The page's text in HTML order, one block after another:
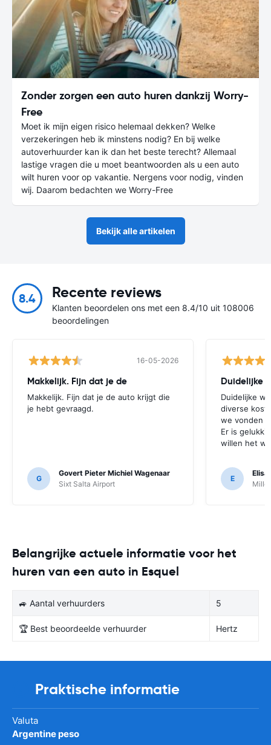
Zonder zorgen een auto huren dankzij Worry-
Free
Moet ik mijn eigen risico helemaal dekken? Welke
verzekeringen heb ik minstens nodig? En bij welke
autoverhuurder kan ik dan het beste terecht? Allemaal
lastige vragen die u moet beantwoorden als u een auto
wilt huren voor op vakantie. Nergens voor nodig, vinden
wij. Daarom bedachten we Worry-Free
Bekijk alle artikelen
8.4 Recente reviews
Klanten beoordelen ons met een 8.4/10 uit 108006
beoordelingen
16-05-2026
Makkelijk. Fijn dat je de
Makkelijk. Fijn dat je de auto krijgt die
je hebt gevraagd.
G
Govert Pieter Michiel Wagenaar
Sixt Salta Airport
Duidelijke
diverse
we vonden
Er is
willen het
E
Belangrijke actuele informatie voor het
huren van een auto in Esquel
🚙 Aantal verhuurders 5
🏆 Best beoordeelde verhuurder Hertz
Praktische informatie
Valuta
Argentine peso